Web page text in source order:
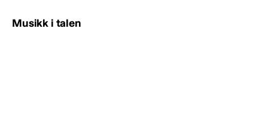
Musikk i talen